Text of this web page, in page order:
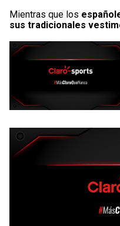
Mientras que los
sus tradicionales